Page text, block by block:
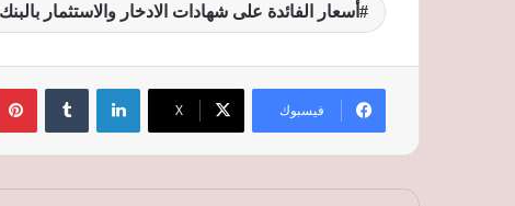
أسعار الفائدة على شهادات الادخار والاستثمار
فيسبوك ‫X
لينكدإن